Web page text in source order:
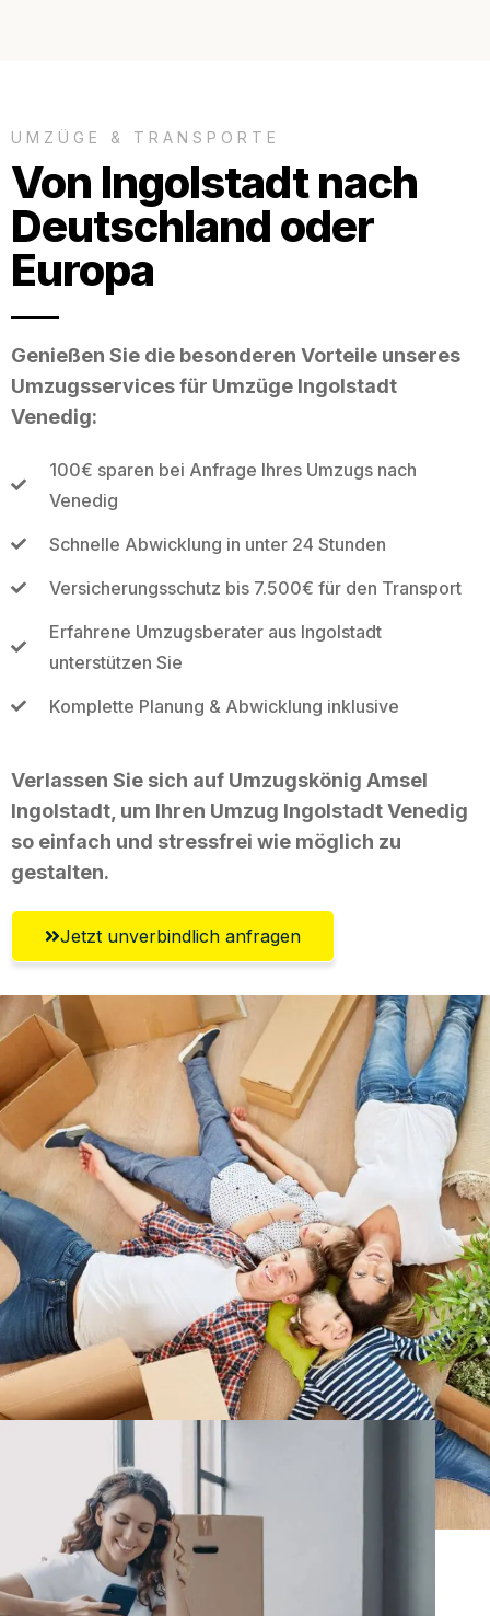
UMZÜGE & TRANSPORTE
Von Ingolstadt nach
Deutschland oder
Europa
Genießen Sie die besonderen Vorteile unseres
Umzugsservices für Umzüge Ingolstadt
Venedig:
100€ sparen bei Anfrage Ihres Umzugs nach
Venedig
Schnelle Abwicklung in unter 24 Stunden
Versicherungsschutz bis 7.500€ für den Transport
Erfahrene Umzugsberater aus Ingolstadt
unterstützen Sie
Komplette Planung & Abwicklung inklusive
Verlassen Sie sich auf Umzugskönig Amsel
Ingolstadt, um Ihren Umzug Ingolstadt Venedig
so einfach und stressfrei wie möglich zu
gestalten.
Jetzt unverbindlich anfragen